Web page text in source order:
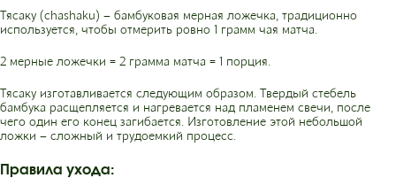
Тясаку (сhashaku) – бамбуковая мерная ложечка, традиционно
используется, чтобы отмерить ровно 1 грамм чая матча.
2 мерные ложечки = 2 грамма матча = 1 порция.
Тясаку изготавливается следующим образом. Твердый стебель
бамбука расщепляется и нагревается над пламенем свечи, после
чего один его конец загибается. Изготовление этой небольшой
ложки – сложный и трудоемкий процесс.
Правила ухода: